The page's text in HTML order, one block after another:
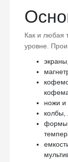
Как и любая
уровне.
ножи и
колбы,
формы